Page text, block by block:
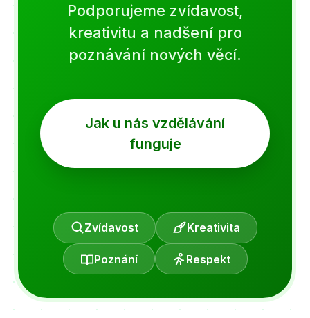
Podporujeme zvídavost,
kreativitu a nadšení pro
poznávání nových věcí.
Jak u nás vzdělávání
funguje
Zvídavost Kreativita
Poznání Respekt